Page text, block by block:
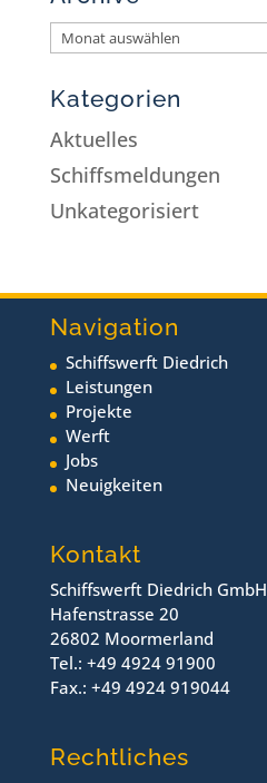
Kategorien
Aktuelles
Schiffsmeldungen
Unkategorisiert
Navigation
Schiffswerft Diedrich
Leistungen
Projekte
Werft
Jobs
Neuigkeiten
Kontakt
Schiffswerft Diedrich GmbH
Hafenstrasse 20
26802 Moormerland
Tel.: +49 4924 91900
Fax.: +49 4924 919044
Rechtliches